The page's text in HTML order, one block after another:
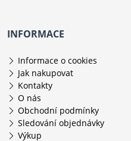
INFORMACE
Informace o cookies
Jak nakupovat
Kontakty
O nás
Obchodní podmínky
Sledování objednávky
Výkup